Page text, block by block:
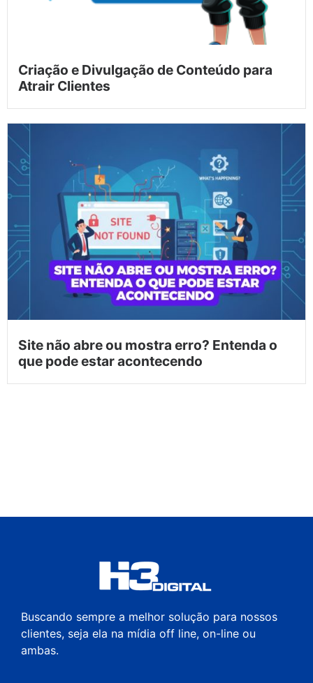
Criação e Divulgação de Conteúdo para
Atrair Clientes
Site não abre ou mostra erro? Entenda o
que pode estar acontecendo
Buscando sempre a melhor solução para nossos
clientes, seja ela na mídia off line, on-line ou
ambas.